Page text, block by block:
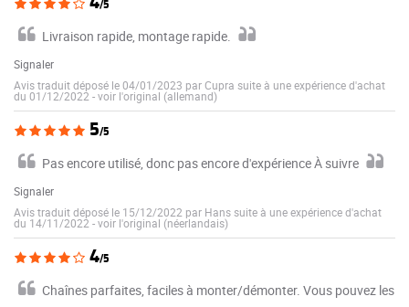
/5
Livraison rapide, montage rapide.
Signaler
Avis traduit déposé le 04/01/2023 par Cupra suite à une expérience d'achat
du 01/12/2022 -voir l'original (allemand)
5/5
Pas encore utilisé, donc pas encore d'expérience À suivre
Signaler
Avis traduit déposé le 15/12/2022 par Hans suite à une expérience d'achat
du 14/11/2022 -voir l'original (néerlandais)
4/5
Chaînes parfaites, faciles à monter/démonter. Vous pouvez les